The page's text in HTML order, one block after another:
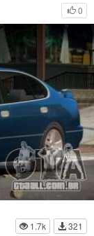
0
1.7k
321